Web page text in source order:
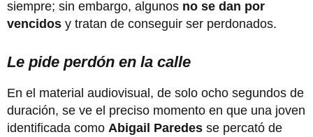
siempre; sin embargo, algunos no se dan por
vencidos y tratan de conseguir ser perdonados.
Le pide perdón en la calle
En el material audiovisual, de solo ocho segundos de
duración, se ve el preciso momento en que una joven
identificada como Abigail Paredes se percató de